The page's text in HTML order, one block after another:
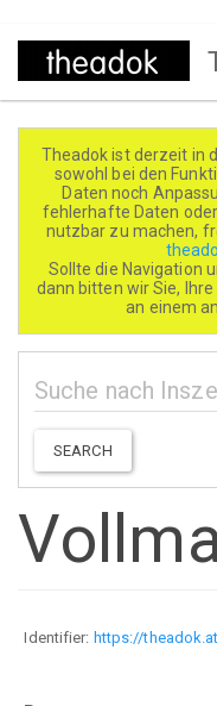
Direkt
Theadok ist derzeit in
sowohl bei den
Daten noch
fehlerhafte Daten
nutzbar zu machen,
Sollte die Navigation
dann bitten wir Sie,
an einem
SEARCH
Identifier: https://